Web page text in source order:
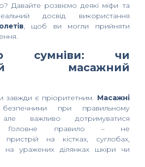
Давайте розвіємо деякі міфи та
досвід використання
, щоб ви могли прийняти
сумніви: чи
масажний
завжди є пріоритетним. Масажні
при правильному
але важливо дотримуватися
Головне правило – не
пристрій на кістках, суглобах,
на уражених ділянках шкіри чи